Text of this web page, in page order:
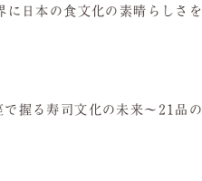
日本の食文化の素晴らしさを
握る寿司文化の未来〜21品の